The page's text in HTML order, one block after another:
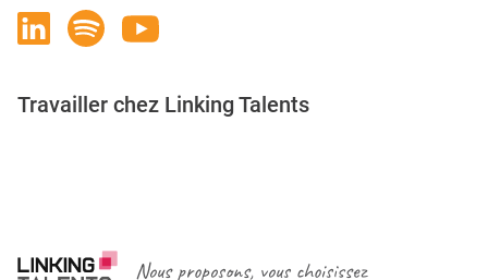
Travailler chez Linking Talents
Nous proposons, vous choisissez